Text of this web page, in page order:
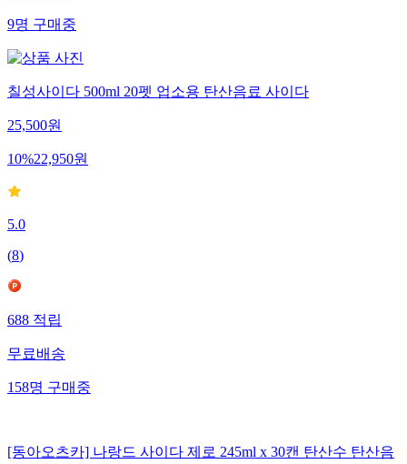
9명 구매중
칠성사이다 500ml 20펫 업소용 탄산음료 사이다
25,500원
10%22,950원
5.0
(8)
688 적립
무료배송
158명 구매중
[동아오츠카] 나랑드 사이다 제로 245ml x 30캔 탄산수 탄산음